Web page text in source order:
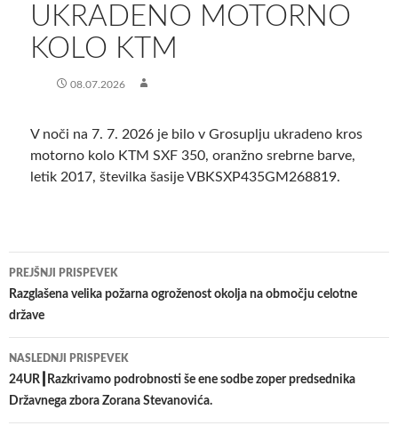
UKRADENO MOTORNO
KOLO KTM
08.07.2026
V noči na 7. 7. 2026 je bilo v Grosuplju ukradeno kros
motorno kolo KTM SXF 350, oranžno srebrne barve,
letik 2017, številka šasije VBKSXP435GM268819.
Krmarjenje
po
PREJŠNJI PRISPEVEK
Razglašena velika požarna ogroženost okolja na območju celotne
države
NASLEDNJI PRISPEVEK
24UR┃Razkrivamo podrobnosti še ene sodbe zoper predsednika
Državnega zbora Zorana Stevanovića.